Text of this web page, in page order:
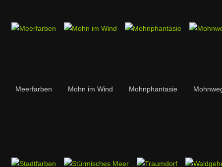
Meerfarben Mohn im Wind Mohnphantasie